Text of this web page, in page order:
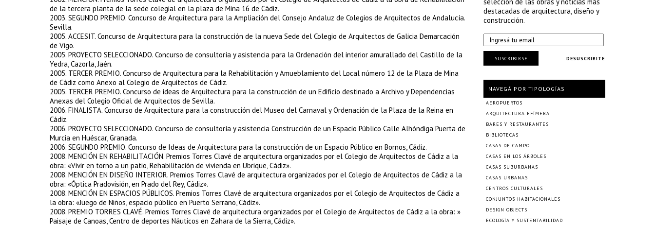
de la tercera planta de la sede colegial en la plaza de Mina 16 de Cádiz.
2003. SEGUNDO PREMIO. Concurso de Arquitectura para la Ampliación del Consejo Andaluz de Colegios de Arquitectos de Andalucía.
Sevilla.
2005. ACCESIT. Concurso de Arquitectura para la construcción de la nueva Sede del Colegio de Arquitectos de Galicia Demarcación
de Vigo.
2005. PROYECTO SELECCIONADO. Concurso de consultoría y asistencia para la Ordenación del interior amurallado del Castillo de la
Yedra, Cazorla, Jaén.
2005. TERCER PREMIO. Concurso de Arquitectura para la Rehabilitación y Amueblamiento del Local número 12 de la Plaza de Mina
de Cádiz como Anexo al Colegio de Arquitectos de Cádiz.
2005. TERCER PREMIO. Concurso de ideas de Arquitectura para la construcción de un Edificio destinado a Archivo y Dependencias
Anexas del Colegio Oficial de Arquitectos de Sevilla.
2006. FINALISTA. Concurso de Arquitectura para la construcción del Museo del Carnaval y Ordenación de la Plaza de la Reina en
Cádiz.
2006. PROYECTO SELECCIONADO. Concurso de consultoría y asistencia Construcción de un Espacio Público Calle Alhóndiga Puerta de
Murcia en Huéscar, Granada.
2006. SEGUNDO PREMIO. Concurso de Ideas de Arquitectura para la construcción de un Espacio Público en Bornos, Cádiz.
2008. MENCIÓN EN REHABILITACIÓN. Premios Torres Clavé de arquitectura organizados por el Colegio de Arquitectos de Cádiz a la
obra: «Vivir en torno a un patio, Rehabilitación de vivienda en Ubrique, Cádiz».
2008. MENCIÓN EN DISEÑO INTERIOR. Premios Torres Clavé de arquitectura organizados por el Colegio de Arquitectos de Cádiz a la
obra: «Óptica Pradovisión, en Prado del Rey, Cádiz».
2008. MENCIÓN EN ESPACIOS PÚBLICOS. Premios Torres Clavé de arquitectura organizados por el Colegio de Arquitectos de Cádiz a
la obra: «Juego de Niños, espacio público en Puerto Serrano, Cádiz».
2008. PREMIO TORRES CLAVÉ. Premios Torres Clavé de arquitectura organizados por el Colegio de Arquitectos de Cádiz a la obra: »
Paisaje de Canoas, Centro de deportes Náuticos en Zahara de la Sierra, Cádiz».
destacadas de arquitectura, diseño y
construcción.
DESUSCRIBITE
SUSCRIBIRSE
NAVEGÁ POR TIPOLOGÍAS
AEROPUERTOS
ARQUITECTURA EFÍMERA
BARES Y RESTAURANTES
BIBLIOTECAS
CASAS DE CAMPO
CASAS EN LOS ÁRBOLES
CASAS SUBURBANAS
CASAS URBANAS
CENTROS CULTURALES
CONJUNTOS HABITACIONALES
DESIGN OBJECTS
ECOLOGÍA Y SUSTENTABILIDAD